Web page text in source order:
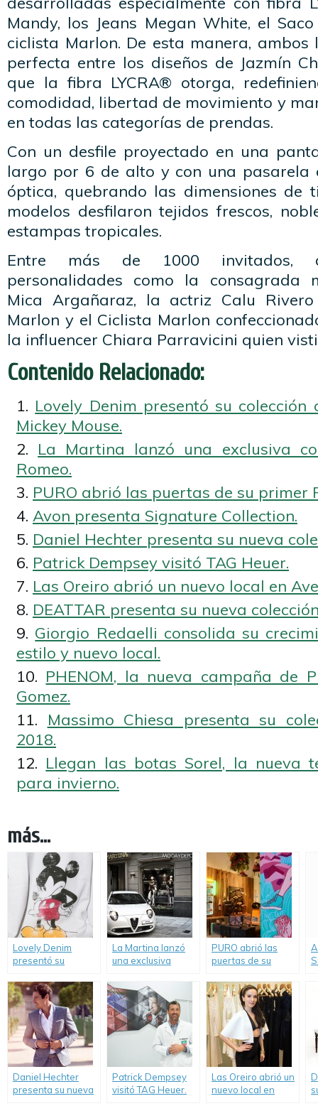
Mandy, los Jeans Megan White, el
ciclista Marlon. De esta manera,
perfecta entre los diseños de Jazmín
que la fibra LYCRA® otorga,
comodidad, libertad de movimiento y
en todas las categorías de prendas.
Con un desfile proyectado en una
largo por 6 de alto y con una pasarela
óptica, quebrando las dimensiones de
modelos desfilaron tejidos frescos,
estampas tropicales.
Entre más de 1000 invitados,
personalidades como la consagrada
Mica Argañaraz, la actriz Calu
Marlon y el Ciclista Marlon
la influencer Chiara Parravicini quien
Contenido Relacionado:
Lovely Denim presentó su
Mickey Mouse.
La Martina lanzó una exclusiva
Romeo.
PURO abrió las puertas de su primer
Avon presenta Signature Collection.
Daniel Hechter presenta su nueva
Patrick Dempsey visitó TAG Heuer.
Las Oreiro abrió un nuevo local en
DEATTAR presenta su nueva
Giorgio Redaelli consolida su
estilo y nuevo local.
PHENOM, la nueva campaña de
Gomez.
Massimo Chiesa presenta su
2018.
Llegan las botas Sorel, la nueva
para invierno.
más...
Lovely Denim
presentó su
inspirada en
Mickey Mouse.
La Martina lanzó
una exclusiva
Alfa Romeo.
PURO abrió las
puertas de su
Daniel Hechter
presenta su nueva
Patrick Dempsey
visitó TAG Heuer.
Las Oreiro abrió un
nuevo local en